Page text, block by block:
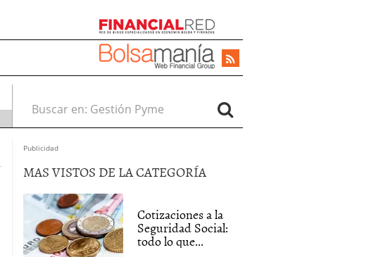
Buscar en:
Publicidad
MAS VISTOS DE LA CATEGORÍA
Cotizaciones a la
Seguridad Social:
todo lo que...